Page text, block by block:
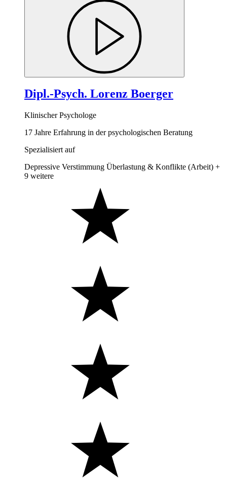
Dipl.-Psych. Lorenz Boerger
Klinischer Psychologe
17 Jahre Erfahrung in der psychologischen Beratung
Spezialisiert auf
Depressive Verstimmung Überlastung & Konflikte (Arbeit) +
9 weitere